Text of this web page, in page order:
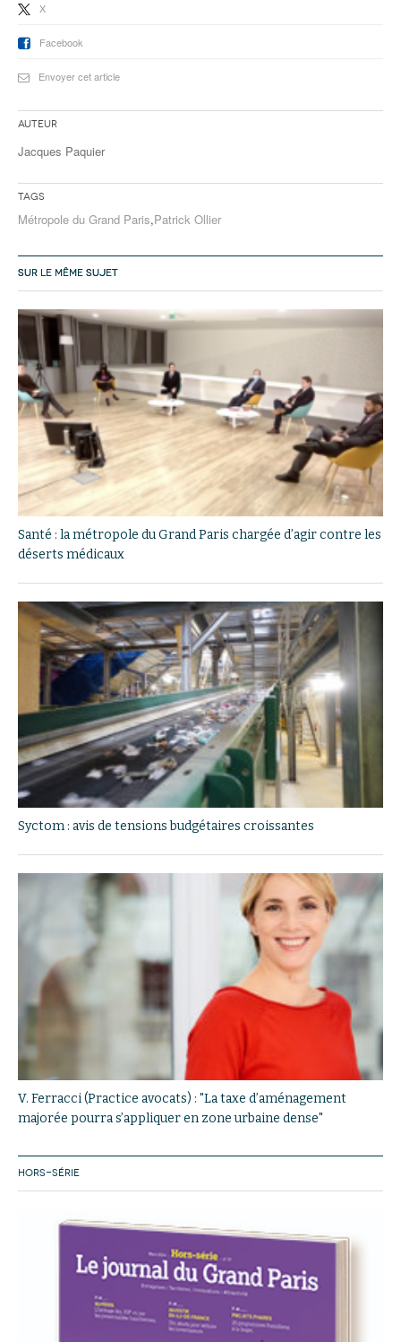
X
Facebook
Envoyer cet article
Auteur
Jacques Paquier
Tags
Métropole du Grand Paris,Patrick Ollier
SUR LE MÊME SUJET
Santé : la métropole du Grand Paris chargée d’agir contre les
déserts médicaux
Syctom : avis de tensions budgétaires croissantes
V. Ferracci (Practice avocats) : "La taxe d’aménagement
majorée pourra s’appliquer en zone urbaine dense"
HORS-SÉRIE